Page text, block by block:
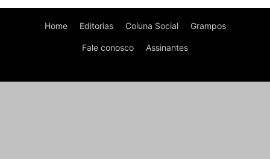
Home Editorias Coluna Social Grampos
Fale conosco Assinantes